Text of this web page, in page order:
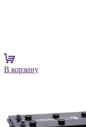
В корзину